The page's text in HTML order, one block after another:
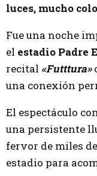
luces, mucho
Fue una noche
el estadio Padre
recital «Futttura»
una conexión
El espectáculo
una persistente
fervor de miles
estadio para